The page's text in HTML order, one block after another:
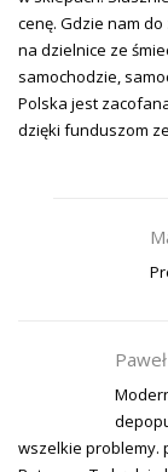
cenę. Gdzie nam
na dzielnice ze
samochodzie,
Polska jest
dzięki funduszom
Paweł
wszelkie problemy.